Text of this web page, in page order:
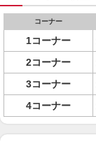
コーナー
1コーナー
2コーナー
3コーナー
4コーナー